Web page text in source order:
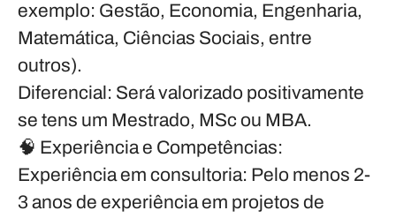
exemplo: Gestão, Economia, Engenharia,
Matemática, Ciências Sociais, entre
outros).
Diferencial : Será valorizado positivamente
se tens um Mestrado, MSc ou MBA.
🧠 Experiência e Competências:
Experiência em consultoria: Pelo menos 2-
3 anos de experiência em projetos de